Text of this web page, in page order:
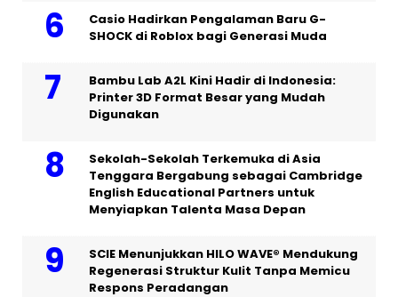
Casio Hadirkan Pengalaman Baru G-
SHOCK di Roblox bagi Generasi Muda
Bambu Lab A2L Kini Hadir di Indonesia:
Printer 3D Format Besar yang Mudah
Digunakan
Sekolah-Sekolah Terkemuka di Asia
Tenggara Bergabung sebagai Cambridge
English Educational Partners untuk
Menyiapkan Talenta Masa Depan
SCIE Menunjukkan HILO WAVE® Mendukung
Regenerasi Struktur Kulit Tanpa Memicu
Respons Peradangan